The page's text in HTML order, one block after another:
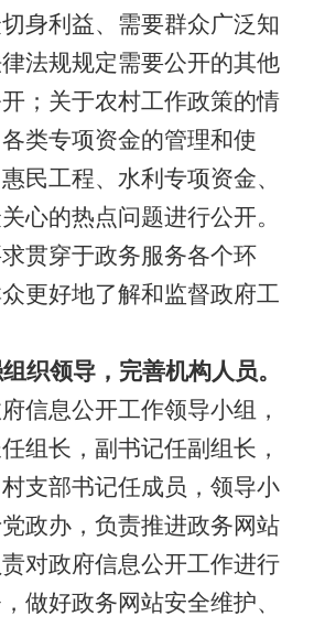
身利益、需要群众广泛知
法规规定需要公开的其他
； 关于农村工作政策的情
类专项资金的管理和使
民工程、水利专项资金、
心的热点问题进行公开。
贯穿于政务服务各个环
更好地了解和监督政府工
组织领导，完善机构人员。
信息公开工作领导小组，
组长， 副书记任副组长，
支部书记任成员，领导小
政办， 负责推进政务网站
对政府信息公开工作进行
做好政务网站安全维护、